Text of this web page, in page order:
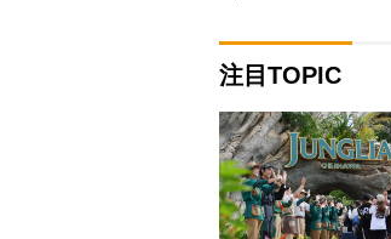
注目TOPIC